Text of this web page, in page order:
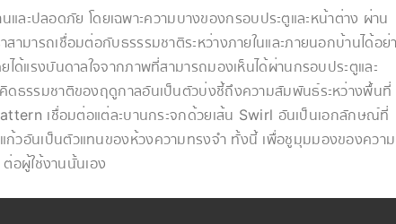
และปลอดภัย โดยเฉพาะความบางของกรอบประตูและหน้าต่าง ผ่าน
มารถเชื่อมต่อกับธรรรมชาติระหว่างภายในและภายนอกบ้านได้อย่
ด้แรงบันดาลใจจากภาพที่สามารถมองเห็นได้ผ่านกรอบประตูและ
คิดธรรมชาติของฤดูกาลอันเป็นตัวบ่งชี้ถึงความสัมพันธ์ระหว่างพื้นที่
เชื่อมต่อแต่ละบานกระจกด้วยเส้น Swirl อันเป็นเอกลักษณ์ที่
วอันเป็นตัวแทนของห้วงความทรงจำ ทั้งนี้ เพื่อชูมุมมองของความ
ต่อผู้ใช้งานนั้นเอง